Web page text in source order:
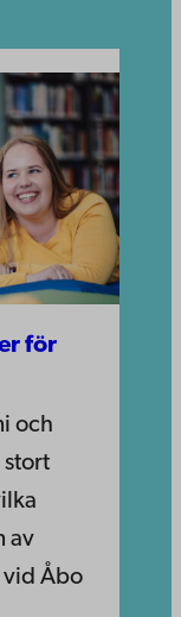
för
och
stort
av
Åbo